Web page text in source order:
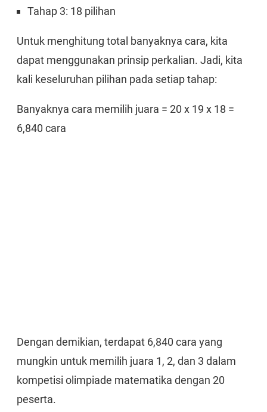
Tahap 3: 18 pilihan
Untuk menghitung total banyaknya cara, kita
dapat menggunakan prinsip perkalian. Jadi, kita
kali keseluruhan pilihan pada setiap tahap:
Banyaknya cara memilih juara = 20 x 19 x 18 =
6,840 cara
Dengan demikian, terdapat 6,840 cara yang
mungkin untuk memilih juara 1, 2, dan 3 dalam
kompetisi olimpiade matematika dengan 20
peserta.